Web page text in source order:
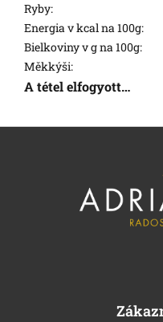
Ryby:
Energia v kcal na 100g:
Bielkoviny v g na 100g:
Měkkýši:
A tétel elfogyott…